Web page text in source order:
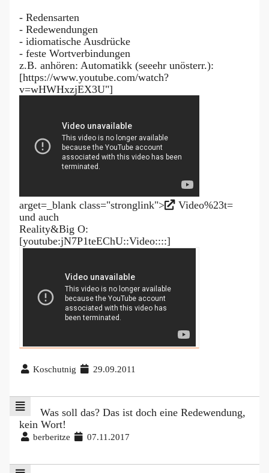
- Redensarten
- Redewendungen
- idiomatische Ausdrücke
- feste Wortverbindungen
z.B. anhören: Automatikk (seeehr unösterr.):
[https://www.youtube.com/watch?
v=wHWHxzjEX3U"]
arget=_blank class="stronglink">
Video%23t=
und auch
Reality&Big O:
[youtube:jN7P1teEChU::Video::::]
Koschutnig 29.09.2011
Was soll das? Das ist doch eine Redewendung,
kein Wort!
berberitze 07.11.2017